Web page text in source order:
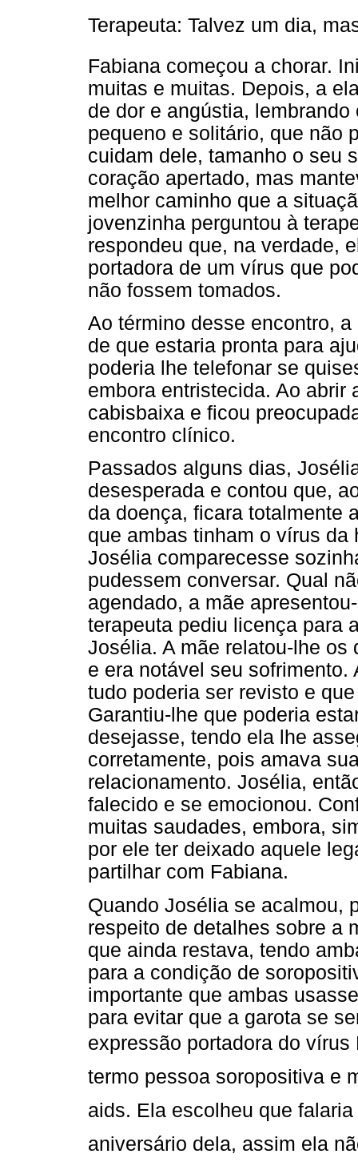
Terapeuta: Talvez um dia,
Fabiana começou a chorar.
muitas e muitas. Depois, a
de dor e angústia,
pequeno e solitário, que não
cuidam dele, tamanho o seu
coração apertado, mas
melhor caminho que a
jovenzinha perguntou à
respondeu que, na verdade,
portadora de um vírus que
não fossem tomados.
Ao término desse encontro,
de que estaria pronta para
poderia lhe telefonar se
embora entristecida. Ao abrir
cabisbaixa e ficou
encontro clínico.
Passados alguns dias,
desesperada e contou que,
da doença, ficara totalmente
que ambas tinham o vírus da
Josélia comparecesse
pudessem conversar. Qual
agendado, a mãe
terapeuta pediu licença para
Josélia. A mãe relatou-lhe
e era notável seu
tudo poderia ser revisto e
Garantiu-lhe que poderia
desejasse, tendo ela lhe
corretamente, pois amava
relacionamento. Josélia,
falecido e se emocionou.
muitas saudades, embora,
por ele ter deixado aquele
partilhar com Fabiana.
Quando Josélia se acalmou,
respeito de detalhes sobre a
que ainda restava, tendo
para a condição de
importante que ambas
para evitar que a garota se
expressão portadora do
termo pessoa soropositiva
aids. Ela escolheu que
aniversário dela, assim ela